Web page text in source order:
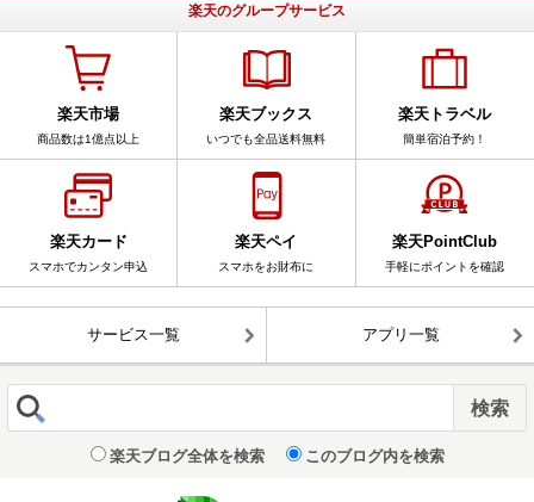
楽天のグループサービス
楽天市場
商品数は1億点以上
楽天ブックス
いつでも全品送料無料
楽天トラベル
簡単宿泊予約！
楽天カード
スマホでカンタン申込
楽天ペイ
スマホをお財布に
楽天PointClub
手軽にポイントを確認
サービス一覧 アプリ一覧
楽天ブログ全体を検索 このブログ内を検索